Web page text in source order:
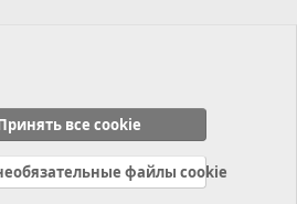
Справка Главная
R
все cookie
файлы cookie